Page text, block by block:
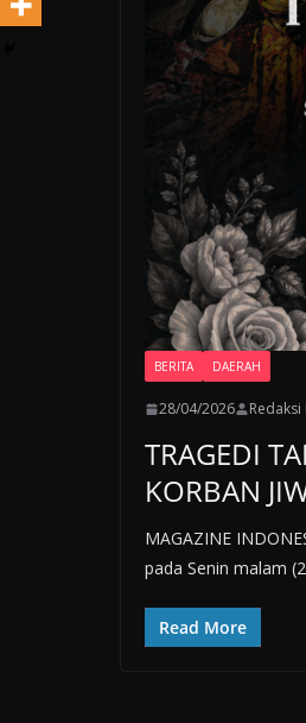
BERITA DAERAH
28/04/2026
TRAGEDI
KORBAN
MAGAZINE
pada Senin malam
Read More